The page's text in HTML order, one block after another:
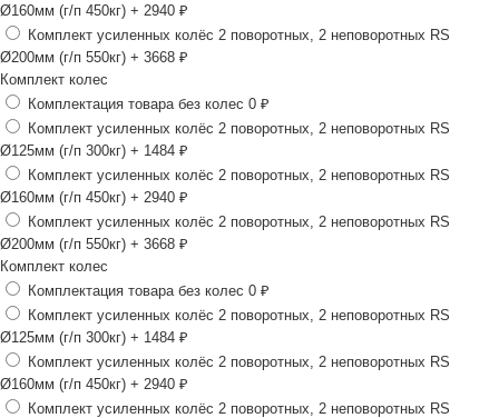
Ø160мм (г/п 450кг) + 2940 ₽
Комплект усиленных колёс 2 поворотных, 2 неповоротных RS
Ø200мм (г/п 550кг) + 3668 ₽
Комплект колес
Комплектация товара без колес 0 ₽
Комплект усиленных колёс 2 поворотных, 2 неповоротных RS
Ø125мм (г/п 300кг) + 1484 ₽
Комплект усиленных колёс 2 поворотных, 2 неповоротных RS
Ø160мм (г/п 450кг) + 2940 ₽
Комплект усиленных колёс 2 поворотных, 2 неповоротных RS
Ø200мм (г/п 550кг) + 3668 ₽
Комплект колес
Комплектация товара без колес 0 ₽
Комплект усиленных колёс 2 поворотных, 2 неповоротных RS
Ø125мм (г/п 300кг) + 1484 ₽
Комплект усиленных колёс 2 поворотных, 2 неповоротных RS
Ø160мм (г/п 450кг) + 2940 ₽
Комплект усиленных колёс 2 поворотных, 2 неповоротных RS